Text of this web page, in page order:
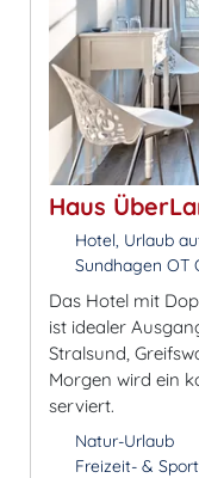
Haus
Hotel, Urlaub
Sundhagen OT
Das Hotel mit
ist idealer
Stralsund,
Morgen wird ein
serviert.
Natur-Urlaub
Freizeit- & Sport